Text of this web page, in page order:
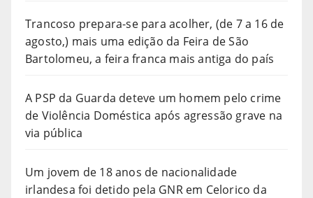
Trancoso prepara-se para acolher, (de 7 a 16 de
agosto,) mais uma edição da Feira de São
Bartolomeu, a feira franca mais antiga do país
A PSP da Guarda deteve um homem pelo crime
de Violência Doméstica após agressão grave na
via pública
Um jovem de 18 anos de nacionalidade
irlandesa foi detido pela GNR em Celorico da